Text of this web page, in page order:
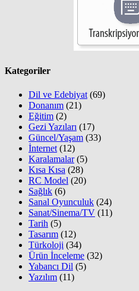
Kategoriler
Dil ve Edebiyat (69)
Donanım (21)
Eğitim (2)
Gezi Yazıları (17)
Güncel/Yaşam (33)
İnternet (12)
Karalamalar(5)
Kısa Kısa (28)
RC Model (20)
Sağlık (6)
Sanal Oyunculuk (24)
Sanat/Sinema/TV (11)
Tarih (5)
Tasarım (12)
Türkoloji (34)
Ürün İnceleme (32)
Yabancı Dil (5)
Yazılım (11)